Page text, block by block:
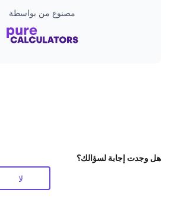
e
o
مصنوع من بواسطة
هل وجدت إجابة لسؤالك؟
لا